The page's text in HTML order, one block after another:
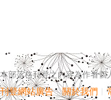
本部落格刊登之內容為作者個
刊登網站廣告︱關於我們